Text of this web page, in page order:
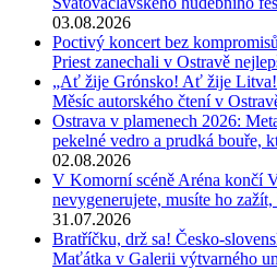
03.08.2026
Poctivý koncert bez
Priest zanechali v Ostravě
„Ať žije Grónsko! Ať žije
Měsíc autorského čtení v
Ostrava v plamenech 2026:
pekelné vedro a prudká bouře,
02.08.2026
V Komorní scéně Aréna končí
nevygenerujete, musíte ho
31.07.2026
Bratříčku, drž sa! Česko-
Maťátka v Galerii výtvarného